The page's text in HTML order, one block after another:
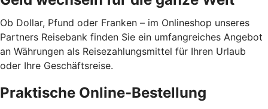
Ob Dollar, Pfund oder Franken – im Onlineshop unseres
Partners Reisebank finden Sie ein umfangreiches Angebot
an Währungen als Reisezahlungsmittel für Ihren Urlaub
oder Ihre Geschäftsreise.
Praktische Online-Bestellung